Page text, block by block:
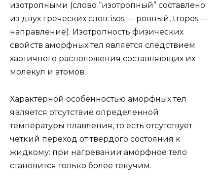
изотропными (слово “изотропный” составлено
из двух греческих слов: isos — ровный, tropos —
направление). Изотропность физических
свойств аморфных тел является следствием
хаотичного расположения составляющих их
молекул и атомов.
Характерной особенностью аморфных тел
является отсутствие определенной
температуры плавления, то есть отсутствует
четкий переход от твердого состояния к
жидкому: при нагревании аморфное тело
становится только более текучим.